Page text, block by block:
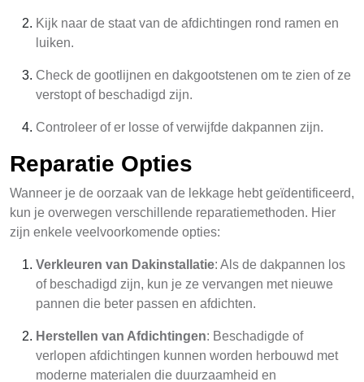
Kijk naar de staat van de afdichtingen rond ramen en
luiken.
Check de gootlijnen en dakgootstenen om te zien of ze
verstopt of beschadigd zijn.
Controleer of er losse of verwijfde dakpannen zijn.
Reparatie Opties
Wanneer je de oorzaak van de lekkage hebt geïdentificeerd,
kun je overwegen verschillende reparatiemethoden. Hier
zijn enkele veelvoorkomende opties:
Verkleuren van Dakinstallatie: Als de dakpannen los
of beschadigd zijn, kun je ze vervangen met nieuwe
pannen die beter passen en afdichten.
Herstellen van Afdichtingen: Beschadigde of
verlopen afdichtingen kunnen worden herbouwd met
moderne materialen die duurzaamheid en